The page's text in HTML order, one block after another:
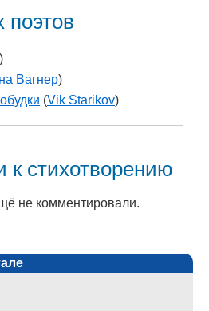
поэтов
)
Вагнер)
(Vik Starikov)
к стихотворению
не комментировали.